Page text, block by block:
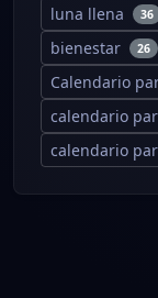
luna llena 36
bienestar 26
Calendario
calendario
calendario